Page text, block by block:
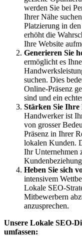
werden Sie bei
Ihrer Nähe
Platzierung in
erhöht die
Ihre Website
Generieren Sie
ermöglicht es
suchen. Dies
Online-Präsenz
sind und ein
Stärken Sie Ihre
Handwerker ist
von grosser
Präsenz in Ihrer
lokalen Kunden.
Ihr Unternehmen
Heben Sie sich
intensivem
Lokale SEO-
Mitbewerbern
anzusprechen.
Unsere Lokale SEO-
umfassen: